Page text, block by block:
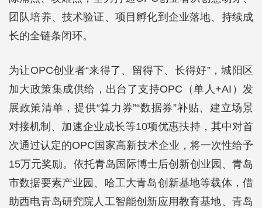
团队培养、技术验证、项目孵化到企业落地、持续成
长的全链条闭环。
为让OPC创业者“来得了、留得下、长得好”，城阳区
加大政策集成供给，出台了支持OPC（单人+AI）发
展政策清单，提供“算力券”“数据券”补贴、建立场景
对接机制、加速企业成长等10项优惠扶持，其中对首
次通过认定的OPC国家高新技术企业，将一次性给予
15万元奖励。依托青岛国际博士后创新创业园、青岛
市数据要素产业园、哈工大青岛创新基地等载体，借
助西电青岛研究院人工智能创新应用教育基地、青岛